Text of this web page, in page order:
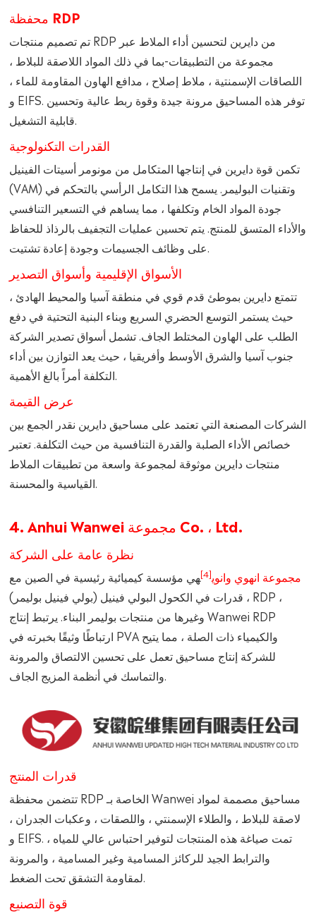
محفظة RDP
تم تصميم منتجات RDP من دايرين لتحسين أداء الملاط عبر
مجموعة من التطبيقات-بما في ذلك المواد اللاصقة للبلاط ،
اللصاقات الإسمنتية ، ملاط إصلاح ، مدافع الهاون المقاومة للماء ،
و EIFS. توفر هذه المساحيق مرونة جيدة وقوة ربط عالية وتحسين
قابلية التشغيل.
القدرات التكنولوجية
تكمن قوة دايرين في إنتاجها المتكامل من مونومر أسيتات الفينيل
(VAM) وتقنيات البوليمر. يسمح هذا التكامل الرأسي بالتحكم في
جودة المواد الخام وتكلفها ، مما يساهم في التسعير التنافسي
والأداء المتسق للمنتج. يتم تحسين عمليات التجفيف بالرذاذ للحفاظ
على وظائف الجسيمات وجودة إعادة تشتيت.
الأسواق الإقليمية وأسواق التصدير
تتمتع دايرين بموطئ قدم قوي في منطقة آسيا والمحيط الهادئ ،
حيث يستمر التوسع الحضري السريع وبناء البنية التحتية في دفع
الطلب على الهاون المختلط الجاف. تشمل أسواق تصدير الشركة
جنوب آسيا والشرق الأوسط وأفريقيا ، حيث يعد التوازن بين أداء
التكلفة أمراً بالغ الأهمية.
عرض القيمة
الشركات المصنعة التي تعتمد على مساحيق دايرين نقدر الجمع بين
خصائص الأداء الصلبة والقدرة التنافسية من حيث التكلفة. تعتبر
منتجات دايرين موثوقة لمجموعة واسعة من تطبيقات الملاط
القياسية والمحسنة.
4. Anhui Wanwei مجموعة Co. ، Ltd.
نظرة عامة على الشركة
مجموعة انهوي وانوي[4]
هي مؤسسة كيميائية رئيسية في الصين مع
قدرات في الكحول البولي فينيل (بولي فينيل بوليمر) ، RDP ،
وغيرها من منتجات بوليمر البناء. يرتبط إنتاج Wanwei RDP
ارتباطًا وثيقًا بخبرته في PVA والكيمياء ذات الصلة ، مما يتيح
للشركة إنتاج مساحيق تعمل على تحسين الالتصاق والمرونة
والتماسك في أنظمة المزيج الجاف.
قدرات المنتج
تتضمن محفظة RDP الخاصة بـ Wanwei مساحيق مصممة لمواد
لاصقة للبلاط ، والطلاء الإسمنتي ، واللصقات ، وعكبات الجدران ،
و EIFS. تمت صياغة هذه المنتجات لتوفير احتباس عالي للمياه ،
والترابط الجيد للركائز المسامية وغير المسامية ، والمرونة
لمقاومة التشقق تحت الضغط.
قوة التصنيع